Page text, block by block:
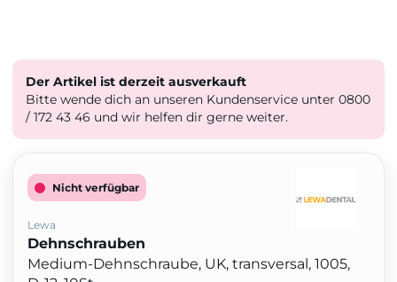
Der Artikel ist derzeit ausverkauft
Bitte wende dich an unseren Kundenservice unter 0800
/ 172 43 46 und wir helfen dir gerne weiter.
Nicht verfügbar
Lewa
Dehnschrauben
Medium-Dehnschraube, UK, transversal, 1005,